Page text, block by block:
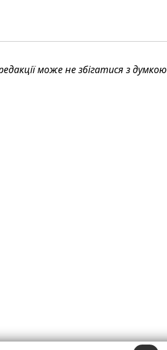
може не збігатися з думкою